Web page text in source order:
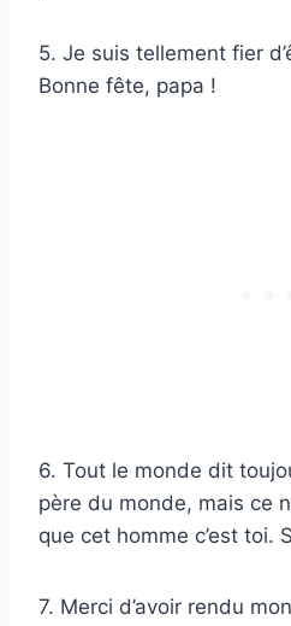
5. Je suis tellement fier
Bonne fête, papa !
6. Tout le monde dit
père du monde, mais ce
que cet homme c’est toi.
7. Merci d’avoir rendu